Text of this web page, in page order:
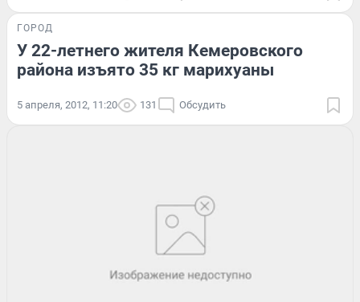
ГОРОД
У 22-летнего жителя Кемеровского
района изъято 35 кг марихуаны
5 апреля, 2012, 11:20 131 Обсудить